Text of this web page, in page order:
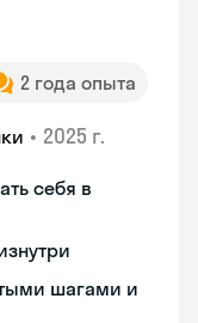
2 года опыта
• 2025 г.
себя в
шагами и